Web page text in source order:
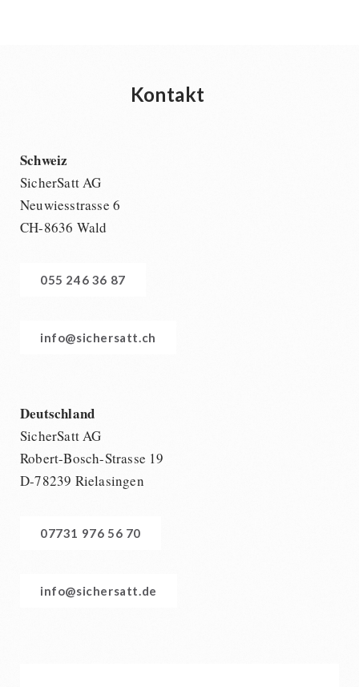
Kontakt
Schweiz
SicherSatt AG
Neuwiesstrasse 6
CH-8636 Wald
055 246 36 87
info@sichersatt.ch
Deutschland
SicherSatt AG
Robert-Bosch-Strasse 19
D-78239 Rielasingen
07731 976 56 70
info@sichersatt.de